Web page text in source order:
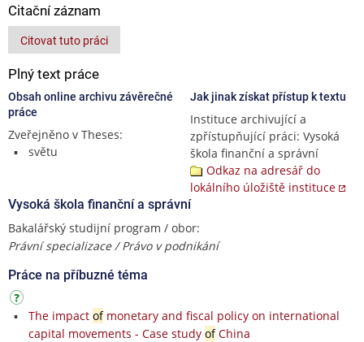
Citační záznam
Citovat tuto práci
Plný text práce
Obsah online archivu závěrečné
práce
Zveřejněno v Theses:
světu
Jak jinak získat přístup k textu
Instituce archivující a
zpřístupňující práci: Vysoká
škola finanční a správní
Odkaz na adresář do
lokálního úložiště instituce
Vysoká škola finanční a správní
Bakalářský studijní program / obor:
Právní specializace / Právo v podnikání
Práce na příbuzné téma
The impact ofmonetary and fiscal policy on international
capital movements - Case study ofChina